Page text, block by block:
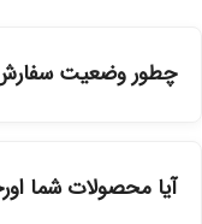
چطور وضعیت سفارش
سفارشات در سایت،
آیا محصولات شما